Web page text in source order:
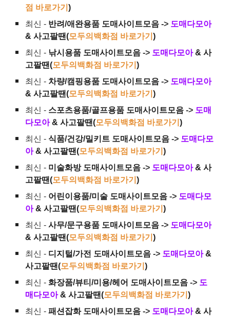
점 바로가기)
최신 - 반려/애완용품 도매사이트모음 -> 도매다모아
& 사고팔땐(모두의백화점 바로가기)
최신 - 낚시용품 도매사이트모음 -> 도매다모아 & 사
고팔땐(모두의백화점 바로가기)
최신 - 차량/캠핑용품 도매사이트모음 -> 도매다모아
& 사고팔땐(모두의백화점 바로가기)
최신 - 스포츠용품/골프용품 도매사이트모음 -> 도매
다모아 & 사고팔땐(모두의백화점 바로가기)
최신 - 식품/건강/밀키트 도매사이트모음 -> 도매다모
아 & 사고팔땐(모두의백화점 바로가기)
최신 - 미술화방 도매사이트모음 -> 도매다모아 & 사
고팔땐(모두의백화점 바로가기)
최신 - 어린이용품/미술 도매사이트모음 -> 도매다모
아 & 사고팔땐(모두의백화점 바로가기)
최신 -사무/문구용품 도매사이트모음 -> 도매다모아
& 사고팔땐(모두의백화점 바로가기)
최신 - 디지털/가전 도매사이트모음 -> 도매다모아 &
사고팔땐(모두의백화점 바로가기)
최신 -화장품/뷰티/미용/헤어 도매사이트모음 -> 도
매다모아 & 사고팔땐(모두의백화점 바로가기)
최신 -패션잡화 도매사이트모음 -> 도매다모아 & 사